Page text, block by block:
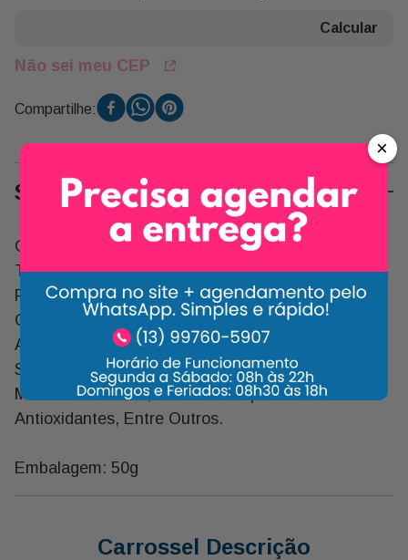
Não sei meu CEP
Compartilhe:
Sobre o Produto
O Milho Torrado Sabor Mostarda e Mel Oferece
Todas As Vantagens Que o Milho Tem, Como Ser
Fonte de Energia, Contar com Quantidades
Consideráveis de Vitaminas B1, e e Sais Minerais.
Assim, Seu Consumo Ajuda Na Regularização do
Sistema Nervoso e Aparelho Digestivo, Tonifica o
Músculo Cardíaco, Além Ter Propriedades
Antioxidantes, Entre Outros.
Embalagem: 50g
Carrossel Descrição
×